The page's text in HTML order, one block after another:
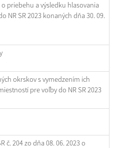
o priebehu a výsledku hlasovania
NR SR 2023 konaných dňa 30. 09.
okrskov s vymedzením ich
pre voľby do NR SR 2023
č. 204 zo dňa 08. 06. 2023 o